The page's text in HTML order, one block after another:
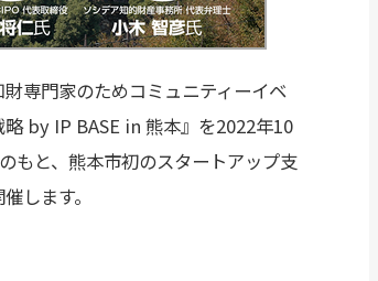
専門家のためコミュニティーイベ
by IP BASE in 熊本』を2022年10
もと、熊本市初のスタートアップ支
します。